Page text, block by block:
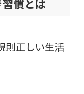
慣とは
則正しい生活